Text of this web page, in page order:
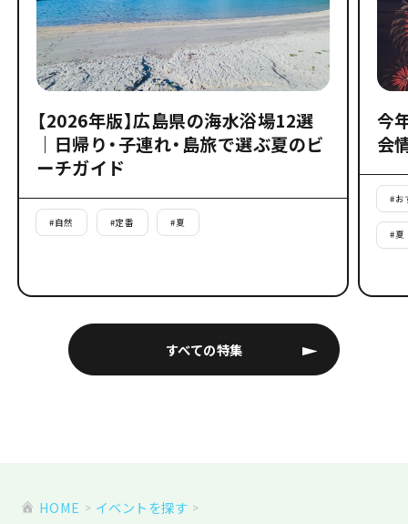
すべての特集
【2026年版】広島県の海水浴場12選
｜日帰り・子連れ・島旅で選ぶ夏のビ
ーチガイド
#自然 #定番 #夏
今
会
#お
#夏
HOME
イベントを探す